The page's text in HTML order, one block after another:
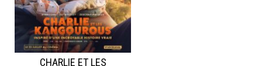
CHARLIE ET LES